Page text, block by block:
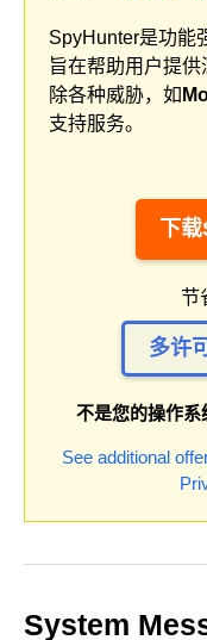
SpyHunter是功能
旨在帮助用户提
除各种威胁，如
支持服务。
下
节
多许
不是您的操作系
See additional
System